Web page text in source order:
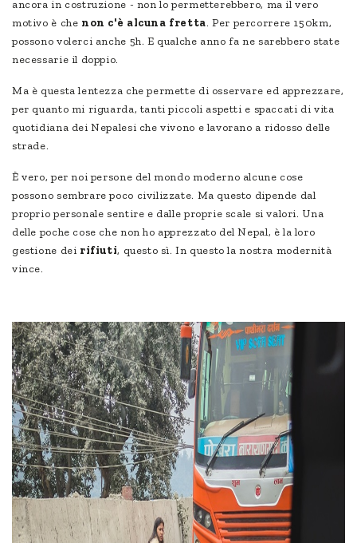
ancora in costruzione - non lo permetterebbero, ma il vero
motivo è che non c'è alcuna fretta. Per percorrere 150km,
possono volerci anche 5h. E qualche anno fa ne sarebbero state
necessarie il doppio.
Ma è questa lentezza che permette di osservare ed apprezzare,
per quanto mi riguarda, tanti piccoli aspetti e spaccati di vita
quotidiana dei Nepalesi che vivono e lavorano a ridosso delle
strade.
È vero, per noi persone del mondo moderno alcune cose
possono sembrare poco civilizzate. Ma questo dipende dal
proprio personale sentire e dalle proprie scale si valori. Una
delle poche cose che non ho apprezzato del Nepal, è la loro
gestione dei rifiuti, questo sì. In questo la nostra modernità
vince.